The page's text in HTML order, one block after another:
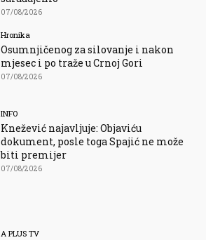
07/08/2026
Hronika
Osumnjičenog za silovanje i nakon
mjesec i po traže u Crnoj Gori
07/08/2026
INFO
Knežević najavljuje: Objaviću
dokument, posle toga Spajić ne može
biti premijer
07/08/2026
A PLUS TV